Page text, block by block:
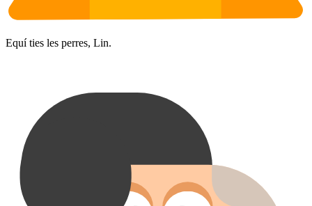
Equí ties les perres, Lin.